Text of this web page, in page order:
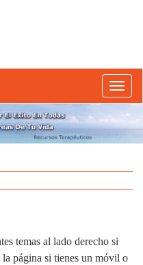
Abrír/
el
menú
temas al lado derecho si
página si tienes un móvil o